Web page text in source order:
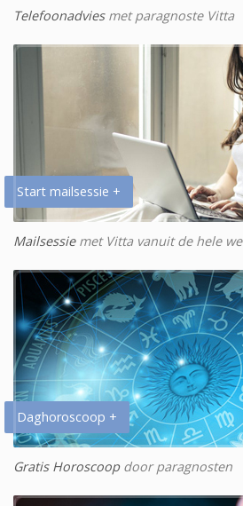
Telefoonadviesmet paragnoste Vitta
Start mailsessie +
Mailsessiemet Vitta vanuit de hele
Daghoroscoop +
Gratis Horoscoopdoor paragnosten